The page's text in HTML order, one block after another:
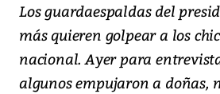
Los guardaespaldas del
más quieren golpear a los
nacional. Ayer para
algunos empujaron a doñas,